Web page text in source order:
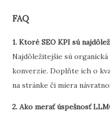
FAQ
1. Ktoré SEO KPI sú
Najdôležitejšie sú organická
konverzie. Doplňte ich o
na stránke či miera
2. Ako merať úspešnosť